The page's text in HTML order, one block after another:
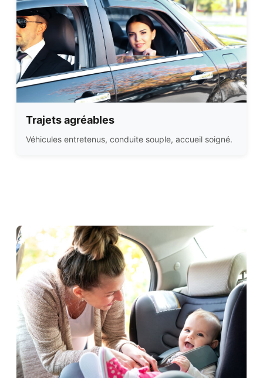
Trajets agréables
Véhicules entretenus, conduite souple, accueil soigné.